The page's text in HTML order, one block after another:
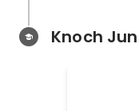
Knoch